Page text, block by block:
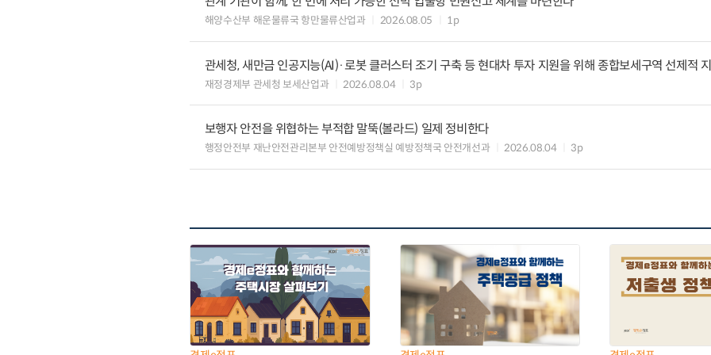
해양수산부 해운물류국 항만물류산업과 2026.08.05 1p
관세청, 새만금 인공지능(AI)·로봇 클러스터 조기 구축 등 현대차 투자 지원을 위해 종합보세구역 선제적
재정경제부 관세청 보세산업과 2026.08.04 3p
보행자 안전을 위협하는 부적합 말뚝(볼라드) 일제 정비한다
행정안전부 재난안전관리본부 안전예방정책실 예방정책국 안전개선과 2026.08.04 3p